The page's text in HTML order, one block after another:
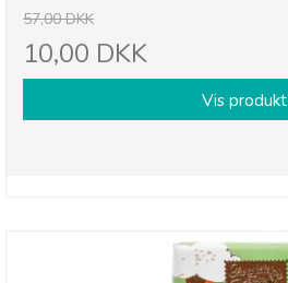
57,00 DKK
10,00 DKK
Vis produkt